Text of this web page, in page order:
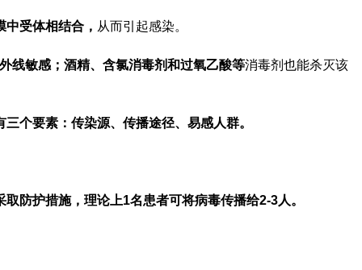
受体相结合， 从而引起感染。
线敏感； 酒精、含氯消毒剂和过氧乙酸等消毒剂也能杀灭该
个要素：传染源、传播途径、易感人群。
取防护措施，理论上1名患者可将病毒传播给2-3人。